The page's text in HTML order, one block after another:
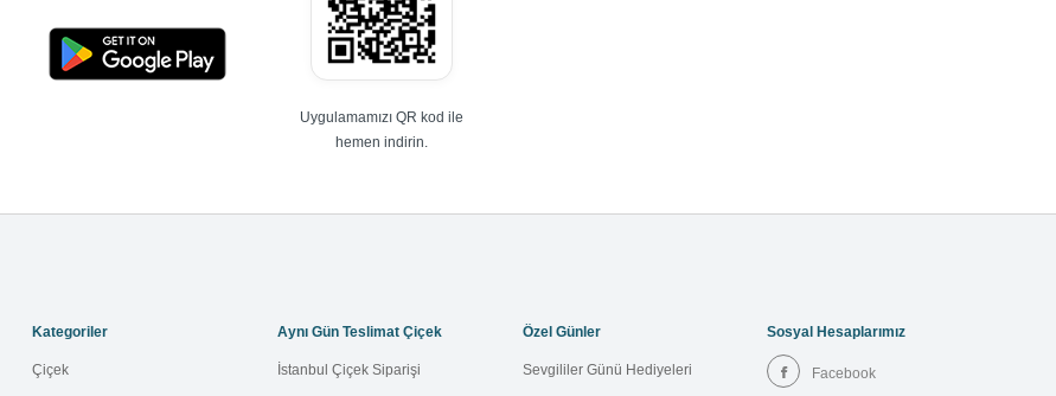
Uygulamamızı QR kod ile
hemen indirin.
Kategoriler
Çiçek
Aynı Gün Teslimat Çiçek
İstanbul Çiçek Siparişi
Özel Günler
Sevgililer Günü Hediyeleri
Sosyal Hesaplarımız
Facebook